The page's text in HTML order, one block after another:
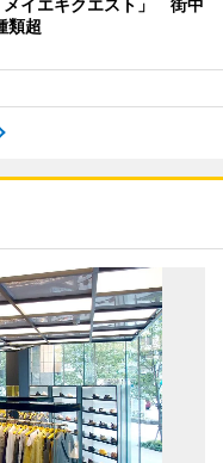
メイエキクエスト」 街中
類超